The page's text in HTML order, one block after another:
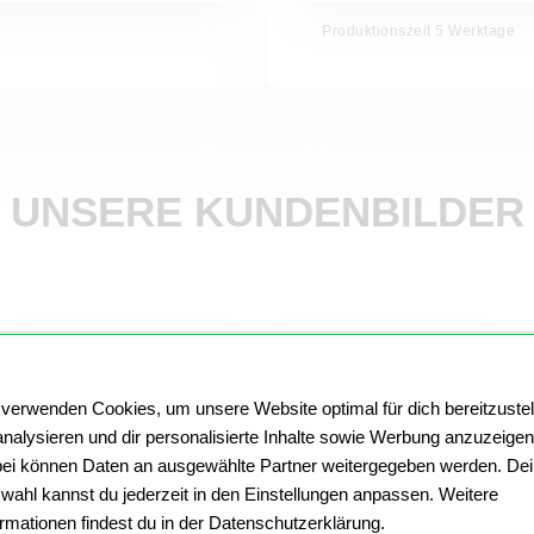
Cookies, um unsere Website optimal für dich
und dir personalisierte Inhalte sowie Werbung
können Daten an ausgewählte Partner weitergegeben werden.
kannst du jederzeit in den Einstellungen anpassen. Weitere
findest du in der Datenschutzerklärung.
Produktionszeit 5 Werktage
UNSERE KUNDENBILDER
Unsere
Garagenwand mit
dem Blick auf den
Nordseestrand.
Peter S. aus
Seelhorst
Violeta Vollmer aus
Berlin